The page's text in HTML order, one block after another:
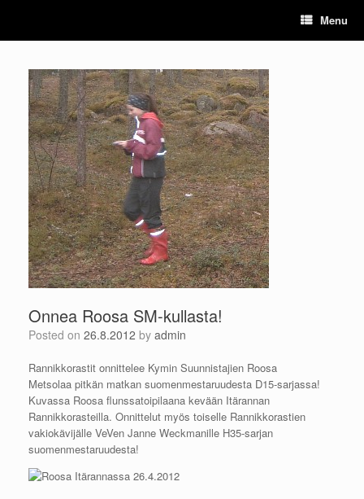
content
Menu
Onnea Roosa SM-kullasta!
Posted on 26.8.2012 by admin
Rannikkorastit onnittelee Kymin Suunnistajien Roosa
Metsolaa pitkän matkan suomenmestaruudesta D15-sarjassa!
Kuvassa Roosa flunssatoipilaana kevään Itärannan
Rannikkorasteilla. Onnittelut myös toiselle Rannikkorastien
vakiokävijälle VeVen Janne Weckmanille H35-sarjan
suomenmestaruudesta!